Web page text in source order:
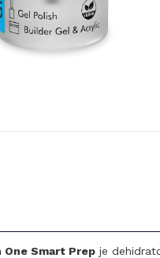
One Smart Prepje